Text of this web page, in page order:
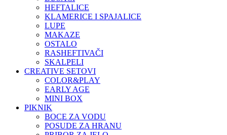
HEFTALICE
KLAMERICE I SPAJALICE
LUPE
MAKAZE
OSTALO
RASHEFTIVAČI
SKALPELI
CREATIVE SETOVI
COLOR&PLAY
EARLY AGE
MINI BOX
PIKNIK
BOCE ZA VODU
POSUDE ZA HRANU